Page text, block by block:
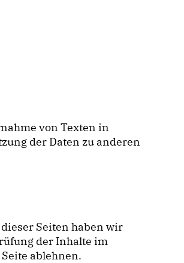
von Texten in
der Daten zu anderen
Seiten haben wir
der Inhalte im
ablehnen.